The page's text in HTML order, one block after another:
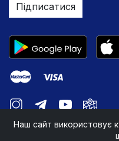
Підписатися
Наш сайт використовує